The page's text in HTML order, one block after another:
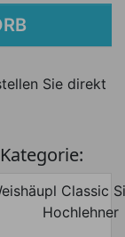
Sie direkt